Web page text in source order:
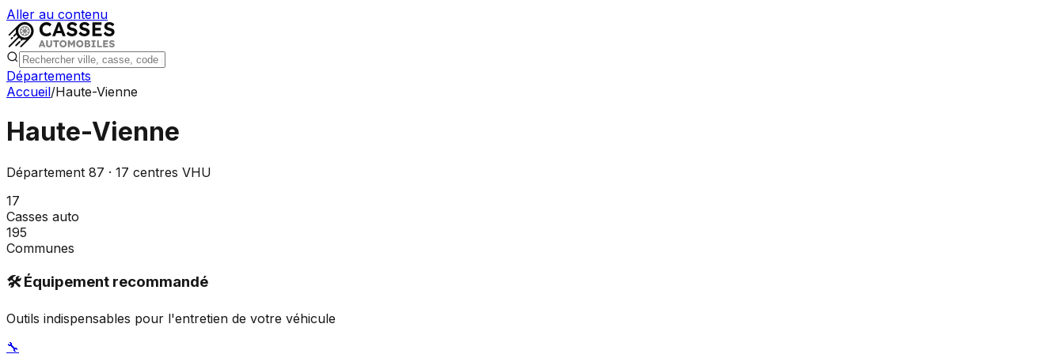
Aller au contenu
Départements
Accueil/Haute-Vienne
Haute-Vienne
Département 87 · 17 centres VHU
17
Casses auto
195
Communes
🛠️ Équipement recommandé
Outils indispensables pour l'entretien de votre véhicule
🔧